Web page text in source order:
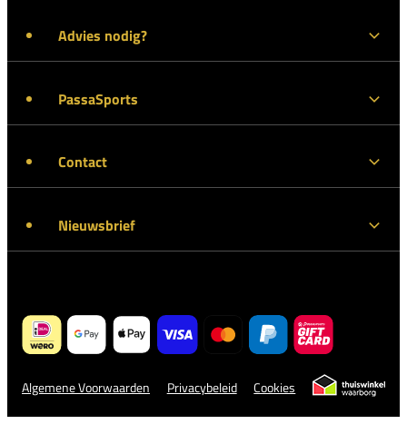
Advies nodig?
PassaSports
Contact
Nieuwsbrief
Algemene Voorwaarden Privacybeleid Cookies